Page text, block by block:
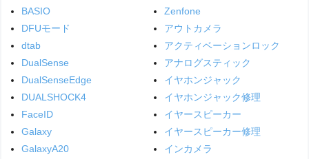
BASIO
DFUモード
dtab
DualSense
DualSenseEdge
DUALSHOCK4
FaceID
Galaxy
GalaxyA20
Zenfone
アウトカメラ
アクティベーションロック
アナログスティック
イヤホンジャック
イヤホンジャック修理
イヤースピーカー
イヤースピーカー修理
インカメラ